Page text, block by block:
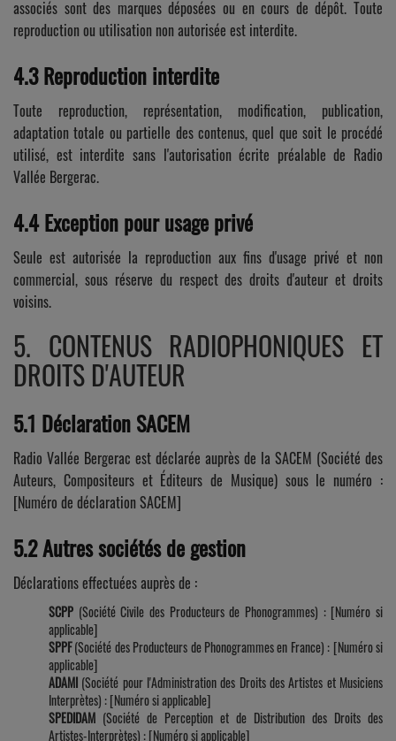
associés sont des marques déposées ou en cours de dépôt. Toute
reproduction ou utilisation non autorisée est interdite.
4.3 Reproduction interdite
Toute reproduction, représentation, modification, publication,
adaptation totale ou partielle des contenus, quel que soit le procédé
utilisé, est interdite sans l'autorisation écrite préalable de Radio
Vallée Bergerac.
4.4 Exception pour usage privé
Seule est autorisée la reproduction aux fins d'usage privé et non
commercial, sous réserve du respect des droits d'auteur et droits
voisins.
5. CONTENUS RADIOPHONIQUES ET
DROITS D'AUTEUR
5.1 Déclaration SACEM
Radio Vallée Bergerac est déclarée auprès de la SACEM (Société des
Auteurs, Compositeurs et Éditeurs de Musique) sous le numéro :
[Numéro de déclaration SACEM]
5.2 Autres sociétés de gestion
Déclarations effectuées auprès de :
SCPP (Société Civile des Producteurs de Phonogrammes) : [Numéro si
applicable]
SPPF(Société des Producteurs de Phonogrammes en France) : [Numéro si
applicable]
ADAMI (Société pour l'Administration des Droits des Artistes et Musiciens
Interprètes) : [Numéro si applicable]
SPEDIDAM (Société de Perception et de Distribution des Droits des
Artistes-Interprètes) : [Numéro si applicable]